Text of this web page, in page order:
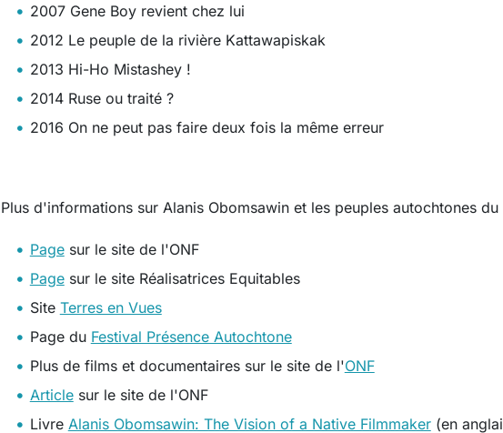
2007 Gene Boy revient chez lui
2012 Le peuple de la rivière Kattawapiskak
2013 Hi-Ho Mistashey !
2014 Ruse ou traité ?
2016 On ne peut pas faire deux fois la même erreur
Plus d'informations sur Alanis Obomsawin et les peuples autochtones du
Pagesur le site de l'ONF
Pagesur le site Réalisatrices Equitables
Site Terres en Vues
Page du Festival Présence Autochtone
Plus de films et documentaires sur le site de l'ONF
Articlesur le site de l'ONF
Livre Alanis Obomsawin: The Vision of a Native Filmmaker(en